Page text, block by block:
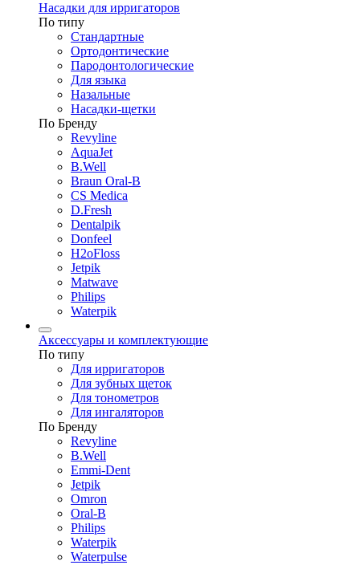
Насадки для ирригаторов
По типу
Стандартные
Ортодонтические
Пародонтологические
Для языка
Назальные
Насадки-щетки
По Бренду
Revyline
AquaJet
B.Well
Braun Oral-B
CS Medica
D.Fresh
Dentalpik
Donfeel
H2oFloss
Jetpik
Matwave
Philips
Waterpik
Аксессуары и комплектующие
По типу
Для ирригаторов
Для зубных щеток
Для тонометров
Для ингаляторов
По Бренду
Revyline
B.Well
Emmi-Dent
Jetpik
Omron
Oral-B
Philips
Waterpik
Waterpulse